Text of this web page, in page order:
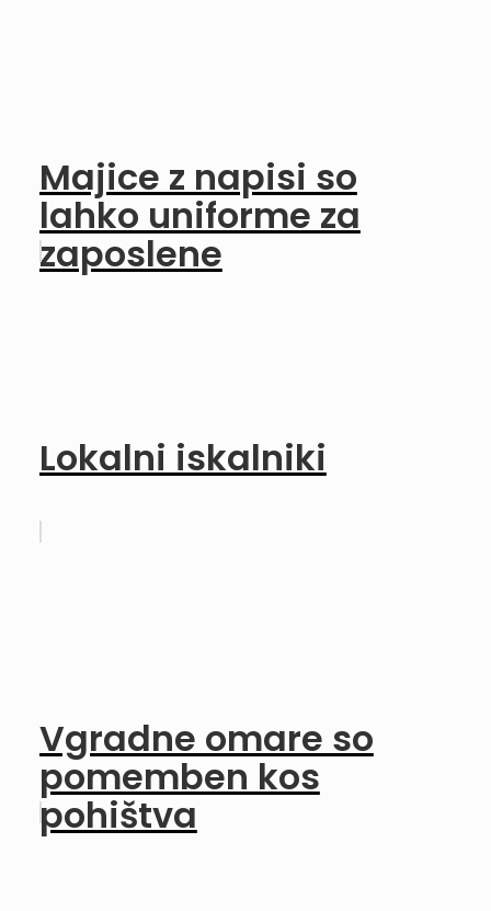
Majice z napisi so
lahko uniforme za
zaposlene
Lokalni iskalniki
Vgradne omare so
pomemben kos
pohištva